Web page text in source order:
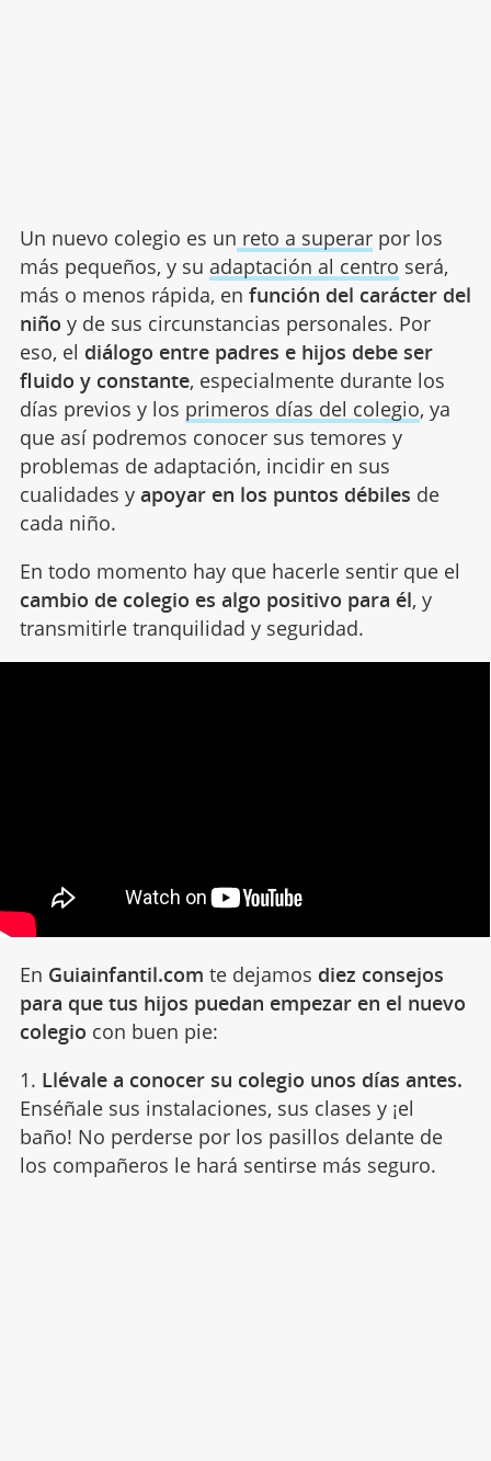
Un nuevo colegio es un reto a superarpor los
más pequeños, y su adaptación al centro será,
más o menos rápida, en función del carácter del
niño y de sus circunstancias personales. Por
eso, el diálogo entre padres e hijos debe ser
fluido y constante, especialmente durante los
días previos y los primeros días del colegio, ya
que así podremos conocer sus temores y
problemas de adaptación, incidir en sus
cualidades y apoyar en los puntos débiles de
cada niño.
En todo momento hay que hacerle sentir que el
cambio de colegio es algo positivo para él, y
transmitirle tranquilidad y seguridad.
En Guiainfantil.com te dejamos diez consejos
para que tus hijos puedan empezar en el nuevo
colegio con buen pie:
1. Llévale a conocer su colegio unos días antes.
Enséñale sus instalaciones, sus clases y ¡el
baño! No perderse por los pasillos delante de
los compañeros le hará sentirse más seguro.